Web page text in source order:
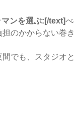
ンを選ぶ:[/text]
のかからない巻
でも、スタジオ